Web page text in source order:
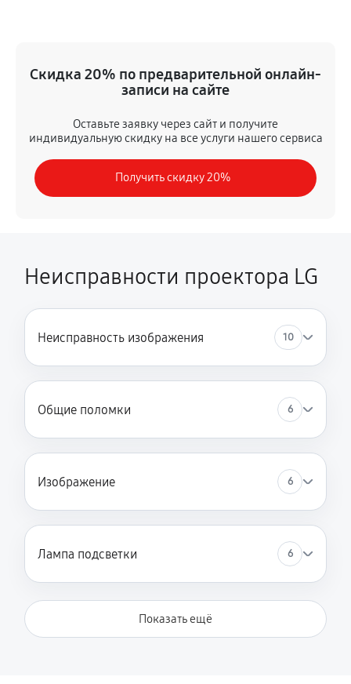
2150 руб 60 минут
Замена HDMI разъема
1560 руб 60 минут
Ремонт матрицы
980 руб 60 минут
Замена оптического блока
Замена системы накала лампы
60 минут
Скидка 20% по предварительной онлайн-
записи на сайте
Оставьте заявку через сайт и получите
индивидуальную скидку на все услуги нашего сервиса
Получить скидку 20%
Неисправности проектора LG
Неисправность изображения 10
Общие поломки 6
Изображение 6
Лампа подсветки 6
Показать ещё